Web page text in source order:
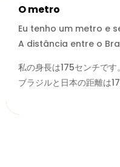
O metro
Eu tenho um metro e
A distância entre o
私の身長は175センチです。
ブラジルと日本の距離は